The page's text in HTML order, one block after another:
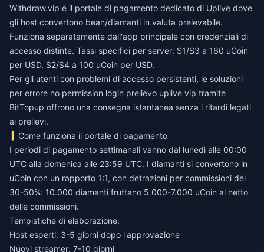
Withdraw.vip è il portale di pagamento dedicato di Uplive dove
gli host convertono bean/diamanti in valuta prelevabile.
Funziona separatamente dall'app principale con credenziali di
accesso distinte. Tassi specifici per server: S1/S3 a 160 uCoin
per USD, S2/S4 a 100 uCoin per USD.
Per gli utenti con problemi di accesso persistenti, le soluzioni
per errore no permission login prelievo uplive vip tramite
BitTopup offrono una consegna istantanea senza i ritardi legati
ai prelievi.
Come funziona il portale di pagamento
I periodi di pagamento settimanali vanno dal lunedì alle 00:00
UTC alla domenica alle 23:59 UTC. I diamanti si convertono in
uCoin con un rapporto 1:1, con detrazioni per commissioni del
30-50%: 10.000 diamanti fruttano 5.000-7.000 uCoin al netto
delle commissioni.
Tempistiche di elaborazione:
Host esperti: 3-5 giorni dopo l'approvazione
Nuovi streamer: 7-10 giorni